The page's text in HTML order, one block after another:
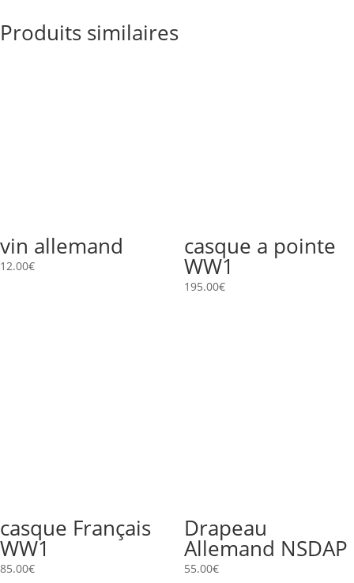
Produits similaires
vin allemand
12.00€
casque a pointe
WW1
195.00€
casque Français
WW1
85.00€
Drapeau
Allemand NSDAP
55.00€